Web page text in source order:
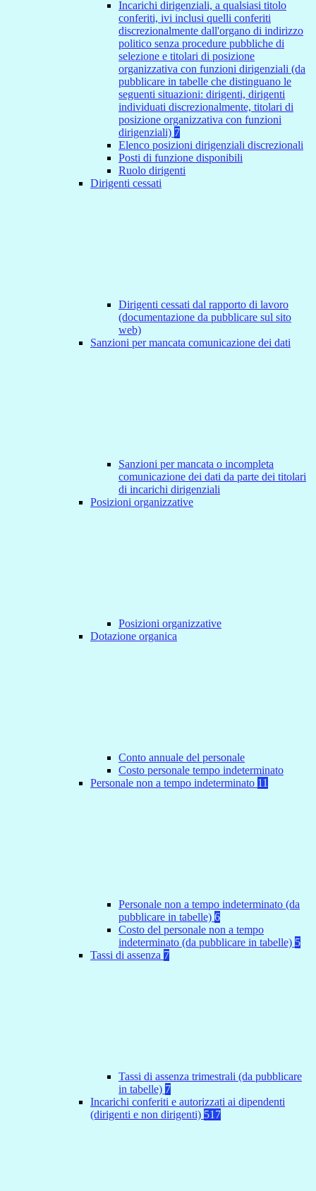
Incarichi dirigenziali, a qualsiasi titolo
conferiti, ivi inclusi quelli conferiti
discrezionalmente dall'organo di indirizzo
politico senza procedure pubbliche di
selezione e titolari di posizione
organizzativa con funzioni dirigenziali (da
pubblicare in tabelle che distinguano le
seguenti situazioni: dirigenti, dirigenti
individuati discrezionalmente, titolari di
posizione organizzativa con funzioni
dirigenziali) 7
Elenco posizioni dirigenziali discrezionali
Posti di funzione disponibili
Ruolo dirigenti
Dirigenti cessati
Dirigenti cessati dal rapporto di lavoro
(documentazione da pubblicare sul sito
web)
Sanzioni per mancata comunicazione dei dati
Sanzioni per mancata o incompleta
comunicazione dei dati da parte dei titolari
di incarichi dirigenziali
Posizioni organizzative
Posizioni organizzative
Dotazione organica
Conto annuale del personale
Costo personale tempo indeterminato
Personale non a tempo indeterminato 11
Personale non a tempo indeterminato (da
pubblicare in tabelle) 6
Costo del personale non a tempo
indeterminato (da pubblicare in tabelle) 5
Tassi di assenza 7
Tassi di assenza trimestrali (da pubblicare
in tabelle) 7
Incarichi conferiti e autorizzati ai dipendenti
(dirigenti e non dirigenti) 517